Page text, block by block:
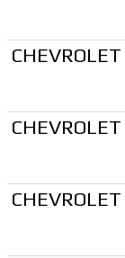
CHEVROLET
CHEVROLET
CHEVROLET